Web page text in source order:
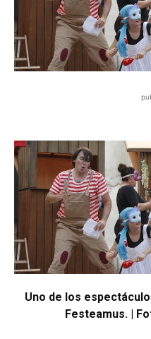
Uno de los
Festeamus. |